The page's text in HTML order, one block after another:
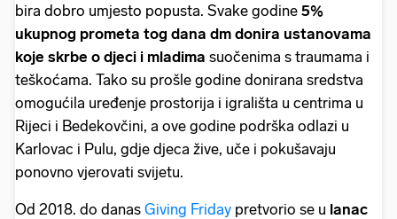
bira dobro umjesto popusta. Svake godine 5%
ukupnog prometa tog dana dm donira ustanovama
koje skrbe o djeci i mladima suočenima s traumama i
teškoćama. Tako su prošle godine donirana sredstva
omogućila uređenje prostorija i igrališta u centrima u
Rijeci i Bedekovčini, a ove godine podrška odlazi u
Karlovac i Pulu, gdje djeca žive, uče i pokušavaju
ponovno vjerovati svijetu.
Od 2018. do danas Giving Friday pretvorio se u lanac